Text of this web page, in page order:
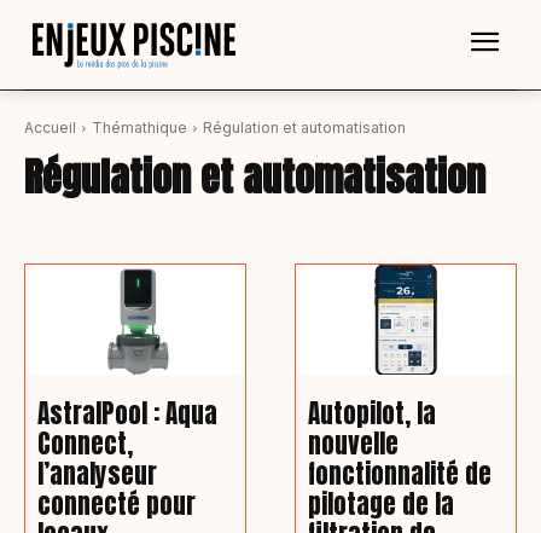
Accueil Thémathique Régulation et automatisation
Régulation et automatisation
AstralPool : Aqua
Connect,
l’analyseur
connecté pour
Autopilot, la
nouvelle
fonctionnalité de
pilotage de la